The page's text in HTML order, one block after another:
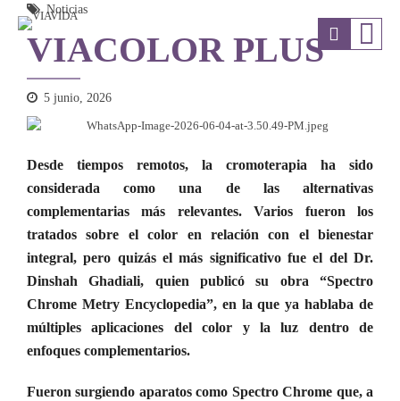
Noticias
VIACOLOR PLUS
5 junio, 2026
Desde tiempos remotos, la cromoterapia ha sido
considerada como una de las alternativas
complementarias más relevantes. Varios fueron los
tratados sobre el color en relación con el bienestar
integral, pero quizás el más significativo fue el del Dr.
Dinshah Ghadiali, quien publicó su obra “Spectro
Chrome Metry Encyclopedia”, en la que ya hablaba de
múltiples aplicaciones del color y la luz dentro de
enfoques complementarios.
Fueron surgiendo aparatos como Spectro Chrome que, a